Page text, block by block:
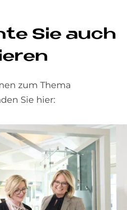
Sie auch
zum Thema
Sie hier: